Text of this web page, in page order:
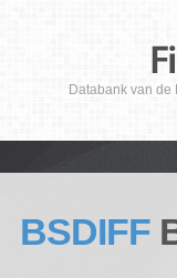
Databank van
BSDIFF